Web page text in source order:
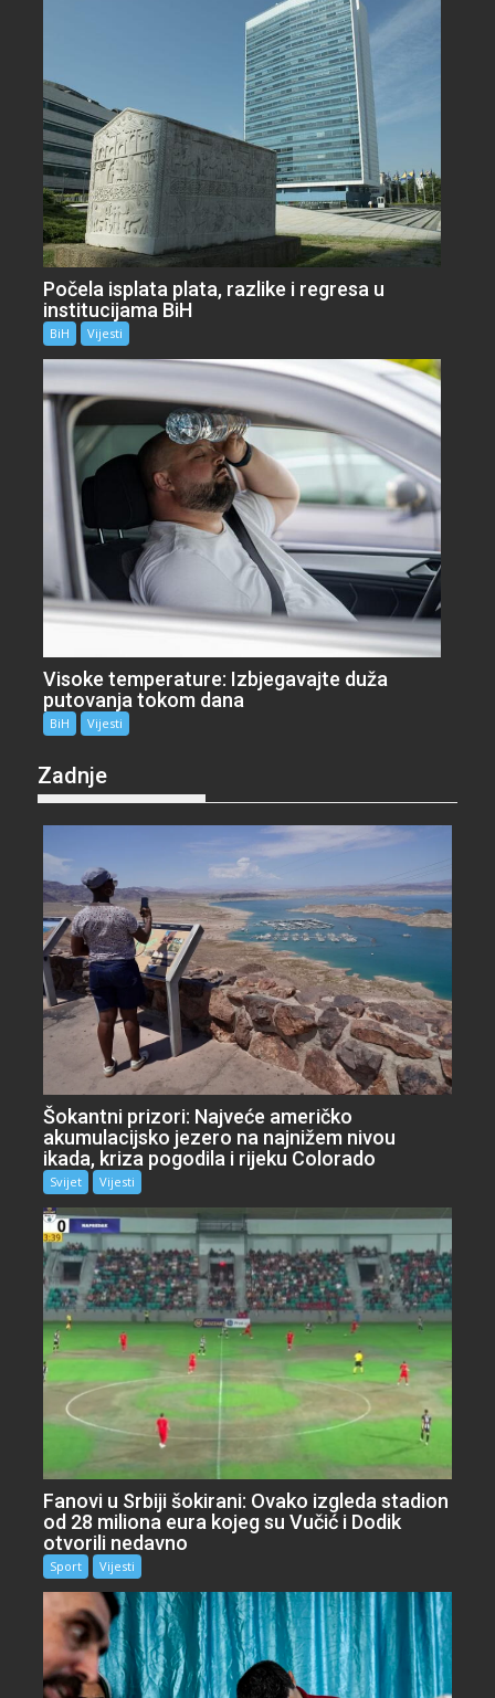
Počela isplata plata, razlike i regresa u
institucijama BiH
BiH Vijesti
Visoke temperature: Izbjegavajte duža
putovanja tokom dana
BiH Vijesti
Zadnje
Šokantni prizori: Najveće američko
akumulacijsko jezero na najnižem nivou
ikada, kriza pogodila i rijeku Colorado
Svijet Vijesti
Fanovi u Srbiji šokirani: Ovako izgleda stadion
od 28 miliona eura kojeg su Vučić i Dodik
otvorili nedavno
Sport Vijesti